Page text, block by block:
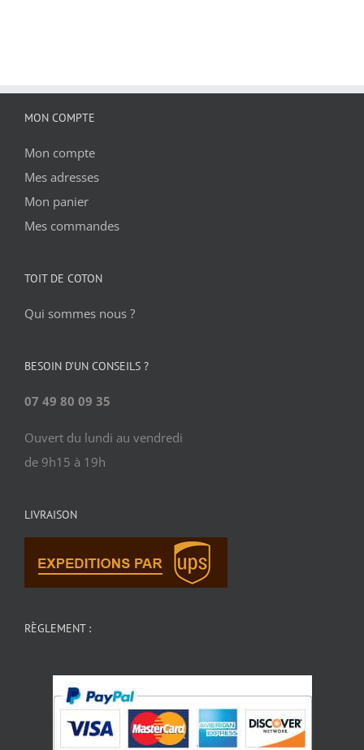
MON COMPTE
Mon compte
Mes adresses
Mon panier
Mes commandes
TOIT DE COTON
Qui sommes nous ?
BESOIN D’UN CONSEILS ?
07 49 80 09 35
Ouvert du lundi au vendredi
de 9h15 à 19h
LIVRAISON
RÈGLEMENT :